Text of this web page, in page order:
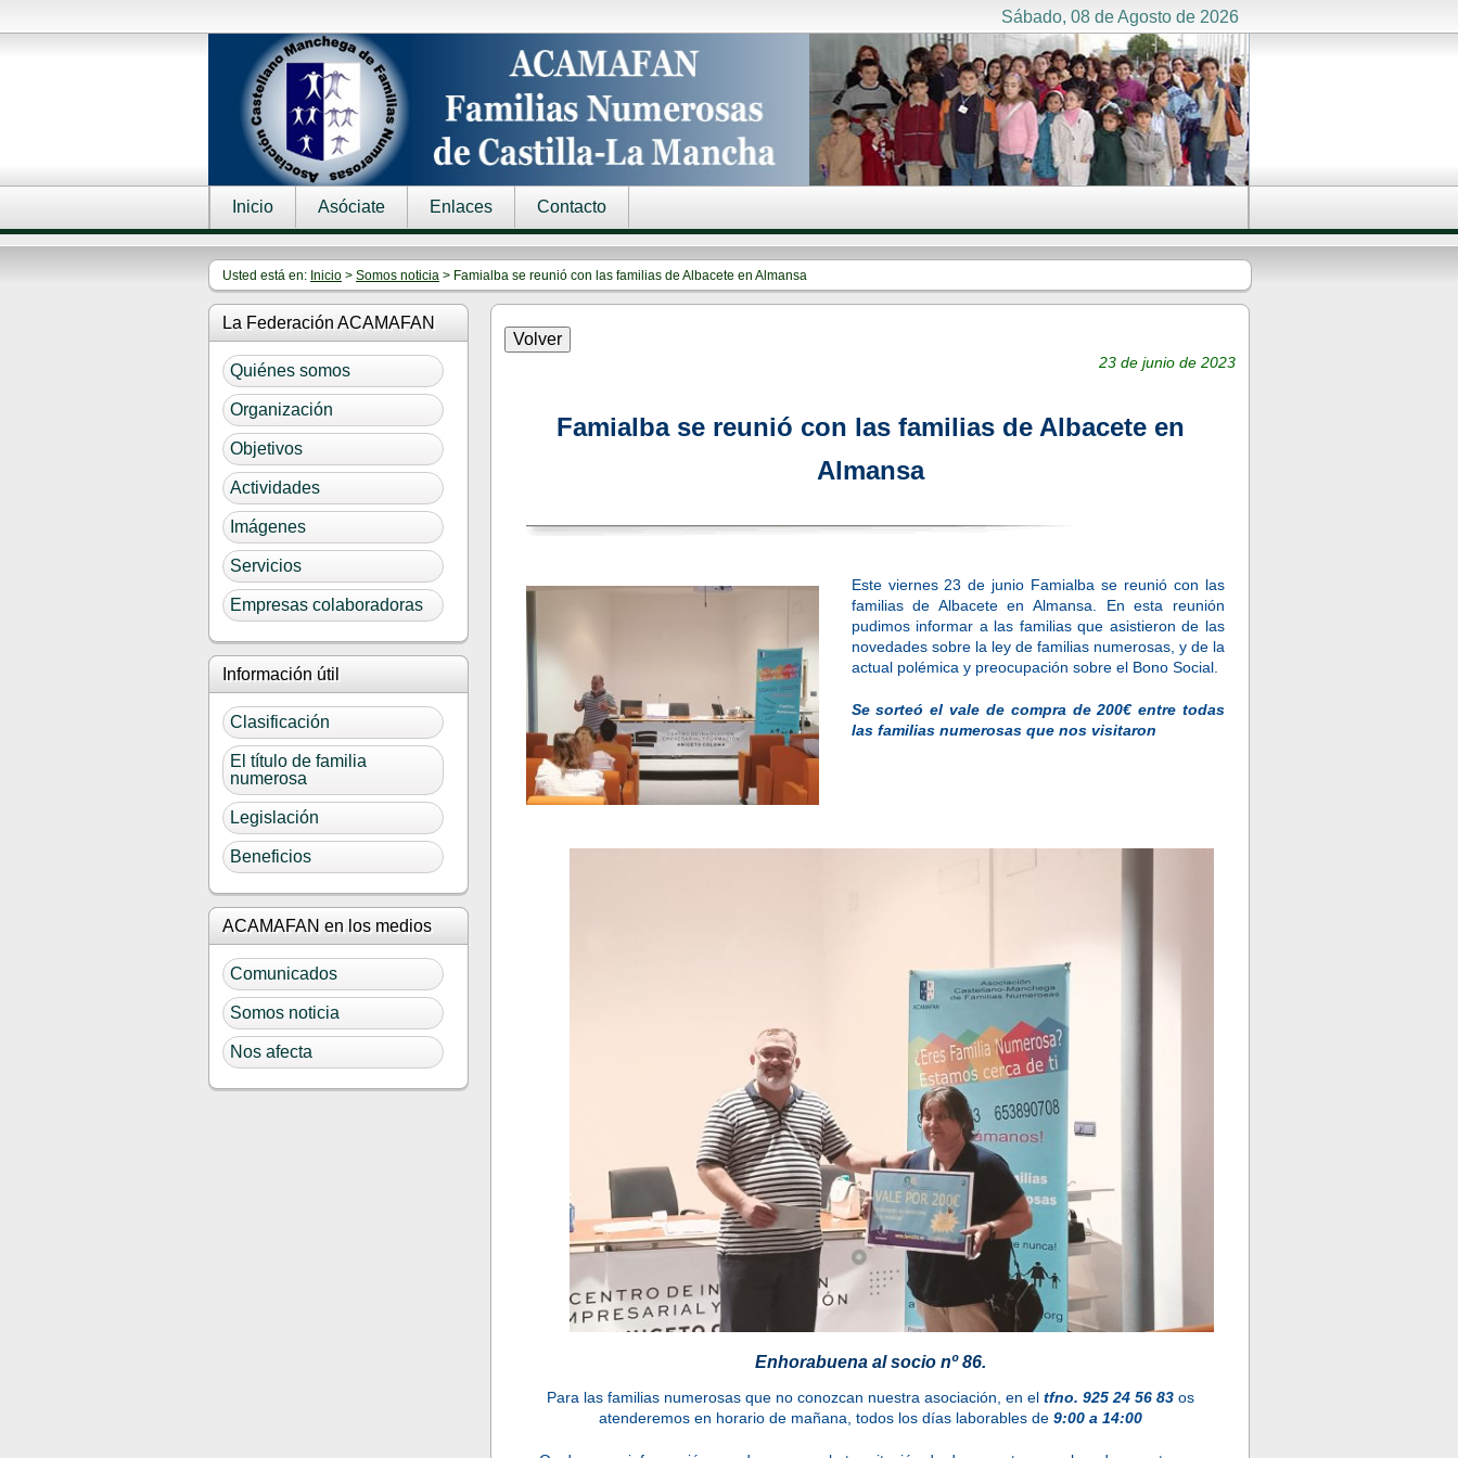
Sábado, 08 de Agosto de 2026
Inicio Asóciate Enlaces Contacto
Usted está en: Inicio > Somos noticia > Famialba se reunió con las familias de Albacete en Almansa
La Federación ACAMAFAN
Quiénes somos
Organización
Objetivos
Actividades
Imágenes
Servicios
Empresas colaboradoras
Información útil
Clasificación
El título de familia
numerosa
Legislación
Beneficios
ACAMAFAN en los medios
Comunicados
Somos noticia
Nos afecta
23 de junio de 2023
Famialba se reunió con las familias de Albacete en
Almansa
Este viernes 23 de junio Famialba se reunió con las
familias de Albacete en Almansa. En esta reunión
pudimos informar a las familias que asistieron de las
novedades sobre la ley de familias numerosas, y de la
actual polémica y preocupación sobre el Bono Social.
Se sorteó el vale de compra de 200€ entre todas
las familias numerosas que nos visitaron
Enhorabuena al socio nº 86.
Para las familias numerosas que no conozcan nuestra asociación, en el tfno. 925 24 56 83os
atenderemos en horario de mañana, todos los días laborables de 9:00 a 14:00